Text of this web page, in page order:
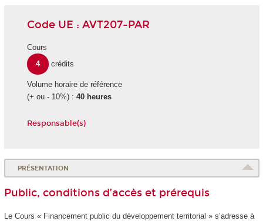
Code UE : AVT207-PAR
Cours
4
crédits
Volume horaire de référence
(+ ou - 10%) : 40 heures
Responsable(s)
PRÉSENTATION
Public, conditions d’accès et prérequis
Le Cours « Financement public du développement territorial » s’adresse à